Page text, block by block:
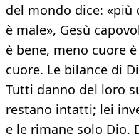
del mondo dice: «più
è male», Gesù
è bene, meno cuore
cuore. Le bilance di
Tutti danno del loro
restano intatti; lei
e le rimane solo Dio.